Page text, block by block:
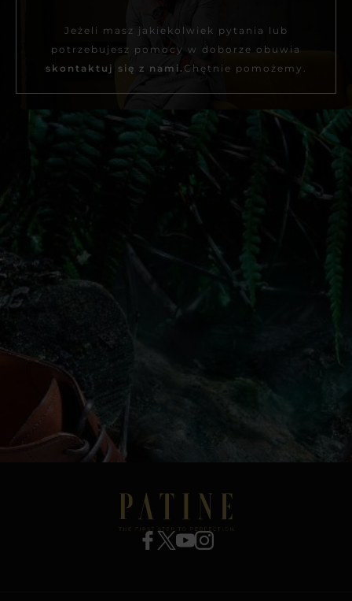
Jeżeli masz jakiekolwiek pytania lub
potrzebujesz pomocy w doborze obuwia
skontaktuj się z nami. Chętnie pomożemy.